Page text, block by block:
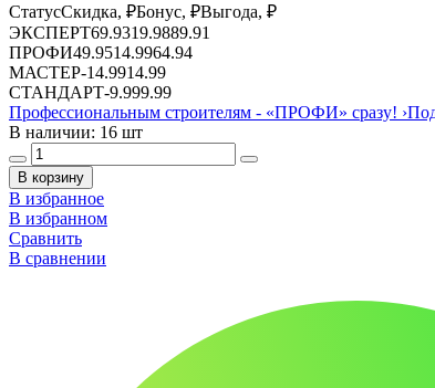
СтатусСкидка, ₽Бонус, ₽Выгода, ₽
ЭКСПЕРТ69.9319.9889.91
ПРОФИ49.9514.9964.94
МАСТЕР-14.9914.99
СТАНДАРТ-9.999.99
Профессиональным строителям - «ПРОФИ» сразу! ›
В наличии: 16 шт
В корзину
В избранное
В избранном
Сравнить
В сравнении